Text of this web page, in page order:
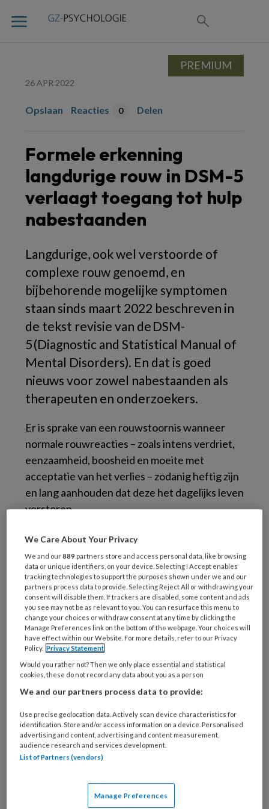
26 APR 2022
Opslaan Reacties 0 Delen
Formele erkenning
langdurige rouw in DSM-5
verlaagt toegang tot hulp
nabestaanden
Langdurige, ook wel verstoorde of
complexe rouw genoemd, en
bijbehorende mogelijke symptomen
staan sinds maart 2022 beschreven in
de tekst revisie van de DSM-
5 (Diagnostic and Statistical Manual of
Mental Disorders). En dat is goed
nieuws voor zowel nabestaanden als
therapeuten en onderzoekers.
Er is sprake van een rouwstoornis wanneer
normale rouwreacties – zoals intens verdriet,
eenzaamheid, boosheid en moeite met
acceptatie van het verlies – zodanig heftig zijn
en lang aanhouden dat deze het dagelijks leven
verstoren.
Kapotgeslagen
wereldbeeld
Uit onderzoek blijkt dat dit soort klachten zich
voornamelijk ontwikkelen na een zogenaamd
‘uitzonderlijk verlies’ – zoals moord, suïcide of
als gevolg van een ramp. Dat heeft te maken
met dat het wereldbeeld van iemand verstoord
is. Iemand heeft het idee dat de wereld veilig
en voorspelbaar is. Dan stapt een dierbare
simpelweg de deur uit en wordt aangereden.
Die confrontatie en dat kapotgeslagen
wereldbeeld maakt dat mensen moeite
hebben met het verwerken van verlies en
ontwikkelen van klachten.
PREMIUM
We Care About Your Privacy
We and our889 partners store and access personal data, like browsing
data or unique identifiers, on your device. Selecting I Accept enables
tracking technologies to support the purposes shown under we and our
partners process data to provide. Selecting Reject All or withdrawing your
consent will disable them. If trackers are disabled, some content and ads
you see may not be as relevant to you. You can resurface this menu to
change your choices or withdraw consent at any time by clicking the
Manage Preferences link on the bottom of the webpage. Your choices will
have effect within our Website. For more details, refer to our Privacy
Policy. Privacy Statement
Would you rather not? Then we only place essential and statistical
cookies, these do not record any data about you as a person
We and our partners process data to provide:
Use precise geolocation data. Actively scan device characteristics for
identification. Store and/or access information on a device. Personalised
advertising and content, advertising and content measurement,
audience research and services development.
List of Partners (vendors)
Manage Preferences